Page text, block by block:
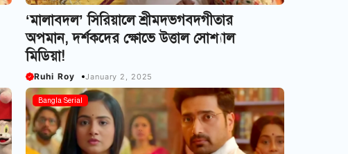
‘মালাবদল’ সিরিয়ালে শ্রীমদভগবদগীতার
অপমান, দর্শকদের ক্ষোভে উত্তাল সোশ্যাল
মিডিয়া!
Ruhi Roy January 2, 2025
Bangla Serial